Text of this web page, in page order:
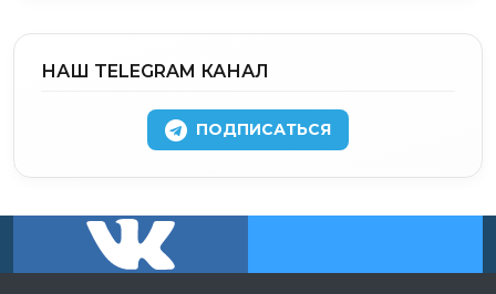
НАШ TELEGRAM КАНАЛ
ПОДПИСАТЬСЯ